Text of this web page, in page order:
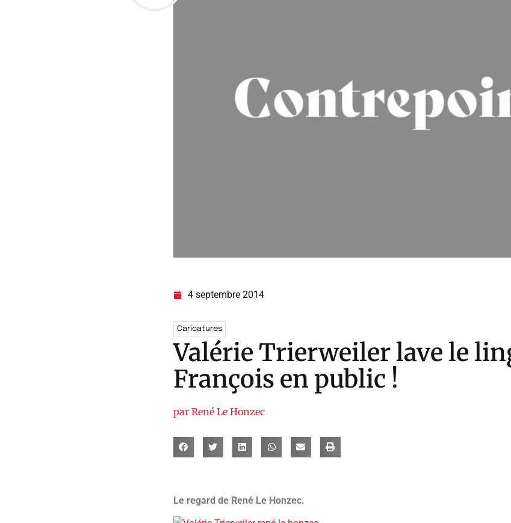
4 septembre 2014
Caricatures
Valérie Trierweiler lave le
François en public !
par René Le Honzec
Le regard de René Le Honzec.